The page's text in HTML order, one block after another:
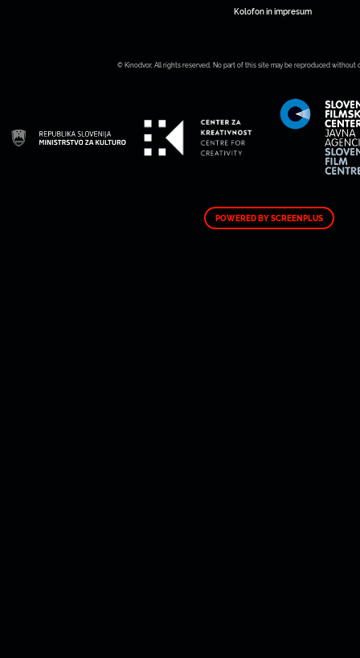
Kolofon in impresum
© Kinodvor. All rights reserved. No part of this site may be reproduced without
POWERED BY SCREENPLUS